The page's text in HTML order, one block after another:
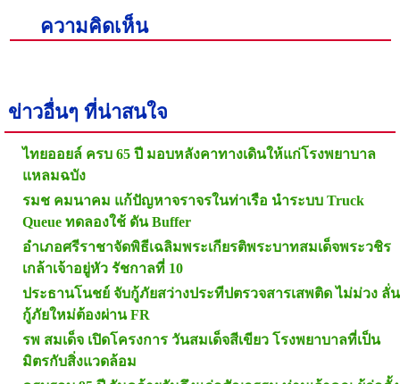
ความคิดเห็น
ข่าวอื่นๆ ที่น่าสนใจ
ไทยออยล์ ครบ 65 ปี มอบหลังคาทางเดินให้แก่โรงพยาบาล
แหลมฉบัง
รมช คมนาคม แก้ปัญหาจราจรในท่าเรือ นำระบบ Truck
Queue ทดลองใช้ ดัน Buffer
อำเภอศรีราชาจัดพิธีเฉลิมพระเกียรติพระบาทสมเด็จพระวชิร
เกล้าเจ้าอยู่หัว รัชกาลที่ 10
ประธานโนชย์ จับกู้ภัยสว่างประทีปตรวจสารเสพติด ไม่ม่วง ลั่น
กู้ภัยใหม่ต้องผ่าน FR
รพ สมเด็จ เปิดโครงการ วันสมเด็จสีเขียว โรงพยาบาลที่เป็น
มิตรกับสิ่งแวดล้อม